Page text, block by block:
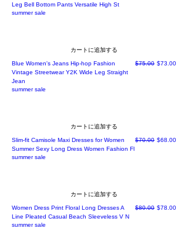
Leg Bell Bottom Pants Versatile High St
summer sale
カートに追加する
Blue Women's Jeans Hip-hop Fashion
Vintage Streetwear Y2K Wide Leg Straight
Jean
通常価格
$75.00 セール価格
$73.00
summer sale
カートに追加する
Slim-fit Camisole Maxi Dresses for Women
Summer Sexy Long Dress Women Fashion Fl
通常価格
$70.00 セール価格
$68.00
summer sale
カートに追加する
Women Dress Print Floral Long Dresses A
Line Pleated Casual Beach Sleeveless V N
通常価格
$80.00 セール価格
$78.00
summer sale